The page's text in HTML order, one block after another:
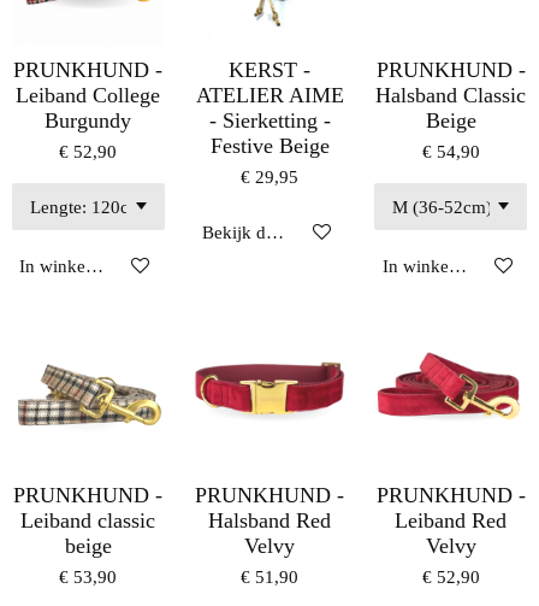
PRUNKHUND -
Leiband College
Burgundy
€ 52,90
In winkelwagen
KERST -
ATELIER AIME
- Sierketting -
Festive Beige
€ 29,95
Bekijk details
PRUNKHUND -
Halsband Classic
Beige
€ 54,90
In winkelwagen
PRUNKHUND -
Leiband classic
beige
€ 53,90
PRUNKHUND -
Halsband Red
Velvy
€ 51,90
PRUNKHUND -
Leiband Red
Velvy
€ 52,90